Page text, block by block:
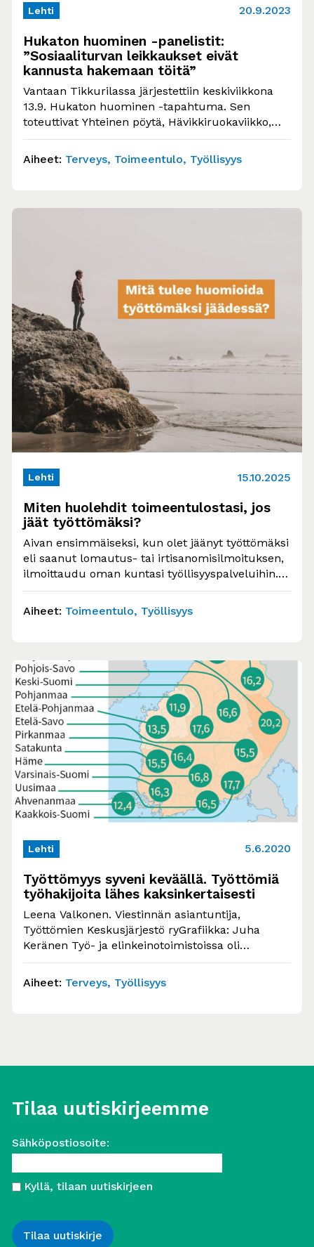
Lehti 20.9.2023
Hukaton huominen -panelistit:
”Sosiaaliturvan leikkaukset eivät
kannusta hakemaan töitä”
Vantaan Tikkurilassa järjestettiin keskiviikkona
13.9. Hukaton huominen -tapahtuma. Sen
toteuttivat Yhteinen pöytä, Hävikkiruokaviikko,
Työttömien Keskusjärjestö, Ohjaamo Vantaa,
Kirkko Vantaalla, Vantaan…
Aiheet: Terveys Toimeentulo Työllisyys
Lehti 15.10.2025
Miten huolehdit toimeentulostasi, jos
jäät työttömäksi?
Aivan ensimmäiseksi, kun olet jäänyt työttömäksi
eli saanut lomautus- tai irtisanomisilmoituksen,
ilmoittaudu oman kuntasi työllisyyspalveluihin.
Tämä tulee tehdä viimeistään ensimmäisenä…
Aiheet: Toimeentulo Työllisyys
Lehti 5.6.2020
Työttömyys syveni keväällä. Työttömiä
työhakijoita lähes kaksinkertaisesti
Leena Valkonen. Viestinnän asiantuntija,
Työttömien Keskusjärjestö ryGrafiikka: Juha
Keränen Työ- ja elinkeinotoimistoissa oli
huhtikuun lopussa yhteensä 433 100 työtöntä
työnhakijaa.…
Aiheet: Terveys Työllisyys
Tilaa uutiskirjeemme
Sähköpostiosoite:
Kyllä, tilaan uutiskirjeen